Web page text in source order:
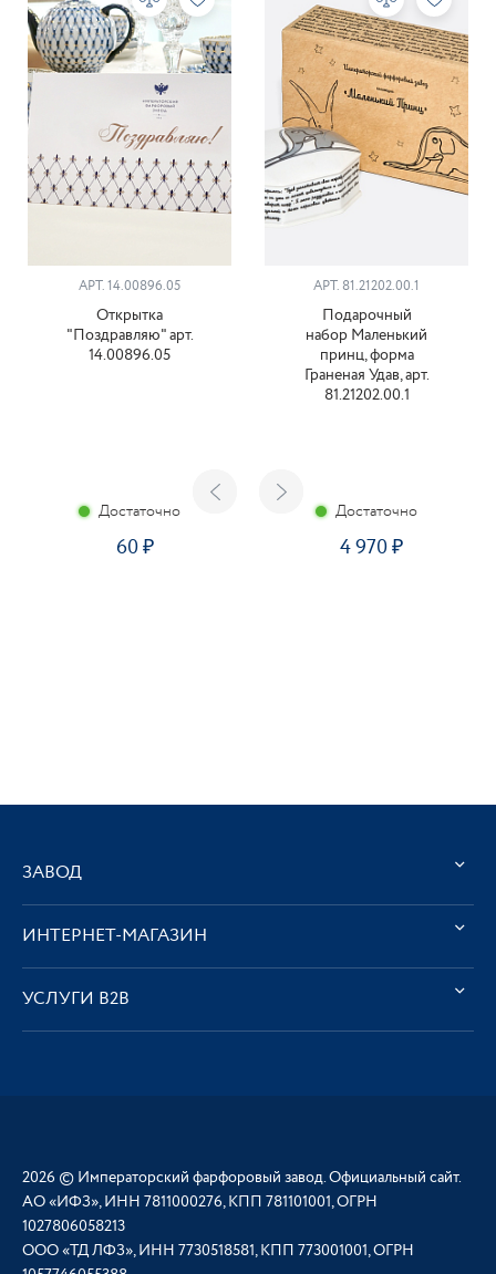
АРТ. 14.00896.05
Открытка
"Поздравляю" арт.
14.00896.05
Достаточно
60
АРТ. 81.21202.00.1
Подарочный
набор Маленький
принц, форма
Граненая Удав, арт.
81.21202.00.1
Достаточно
4 970
ЗАВОД
ИНТЕРНЕТ-МАГАЗИН
УСЛУГИ В2В
2026 © Императорский фарфоровый завод. Официальный сайт.
АО «ИФЗ», ИНН 7811000276, КПП 781101001, ОГРН
1027806058213
ООО «ТД ЛФЗ», ИНН 7730518581, КПП 773001001, ОГРН